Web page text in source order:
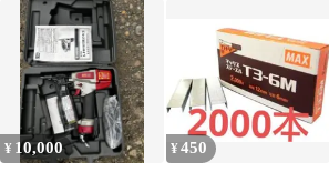
¥ 10,000 ¥450